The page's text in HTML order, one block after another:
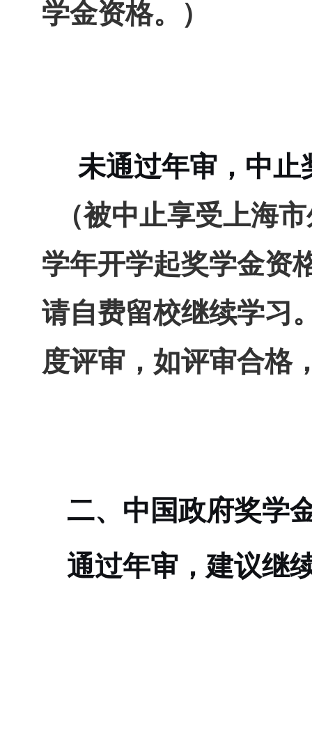
学金资格。）
未通过年审，中止
（被中止享受上海
学年开学起奖学金资
请自费留校继续学习
度评审，如评审合格
二、中国政府奖学
通过年审，建议继